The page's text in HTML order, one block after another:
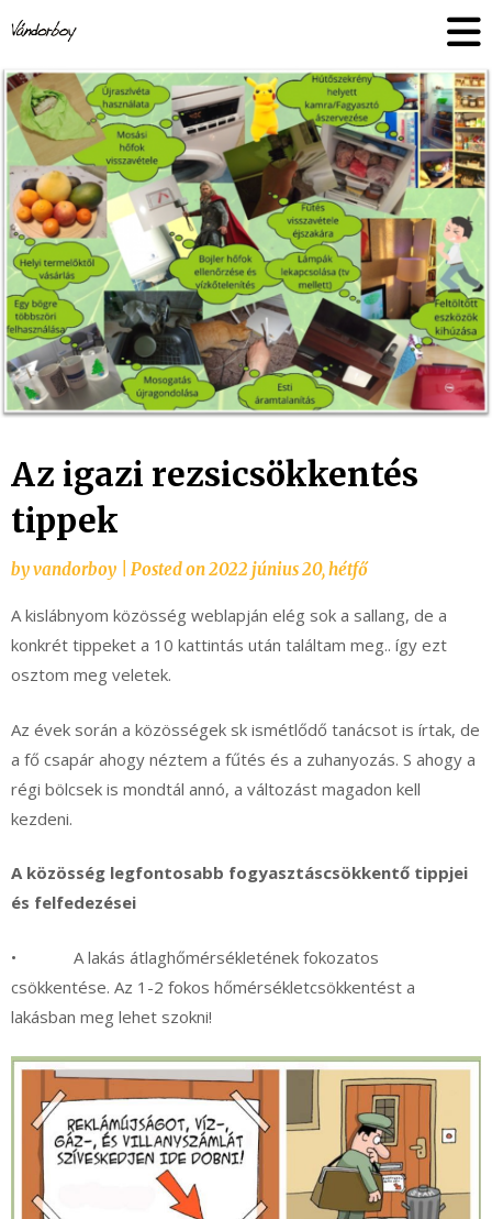
to
content
Az igazi rezsicsökkentés
tippek
byvandorboy Posted on2022 június 20, hétfő
A kislábnyom közösség weblapján elég sok a sallang, de a
konkrét tippeket a 10 kattintás után találtam meg.. így ezt
osztom meg veletek.
Az évek során a közösségek sk ismétlődő tanácsot is írtak, de
a fő csapár ahogy néztem a fűtés és a zuhanyozás. S ahogy a
régi bölcsek is mondtál annó, a változást magadon kell
kezdeni.
A közösség legfontosabb fogyasztáscsökkentő tippjei
és felfedezései
• A lakás átlaghőmérsékletének fokozatos
csökkentése. Az 1-2 fokos hőmérsékletcsökkentést a
lakásban meg lehet szokni!